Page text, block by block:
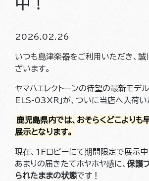
2026.02.26
いつも島津楽器をご利用いただき、誠
ざいます。
ヤマハエレクトーンの待望の最新モデ
ELS-03XR」が、ついに当店へ入荷い
鹿児島県内では、おそらくどこよりも
展示となります。
現在、1Fロビーにて期間限定で展示中
あまりの届きたてホヤホヤ感に、 保護
られたままの状態です！